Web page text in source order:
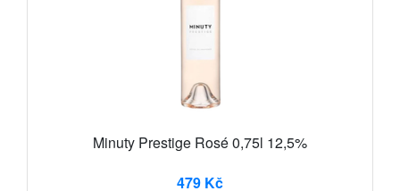
Minuty Prestige Rosé 0,75l 12,5%
479 Kč